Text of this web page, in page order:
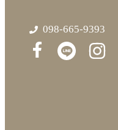
098-665-9393